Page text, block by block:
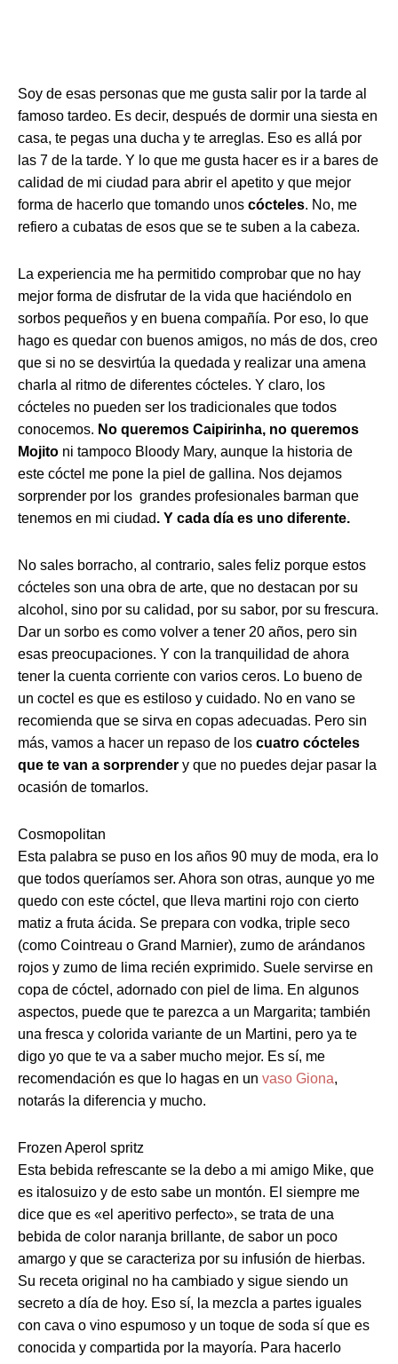
Soy de esas personas que me gusta salir por la tarde al
famoso tardeo. Es decir, después de dormir una siesta en
casa, te pegas una ducha y te arreglas. Eso es allá por
las 7 de la tarde. Y lo que me gusta hacer es ir a bares de
calidad de mi ciudad para abrir el apetito y que mejor
forma de hacerlo que tomando unos cócteles. No, me
refiero a cubatas de esos que se te suben a la cabeza.
La experiencia me ha permitido comprobar que no hay
mejor forma de disfrutar de la vida que haciéndolo en
sorbos pequeños y en buena compañía. Por eso, lo que
hago es quedar con buenos amigos, no más de dos, creo
que si no se desvirtúa la quedada y realizar una amena
charla al ritmo de diferentes cócteles. Y claro, los
cócteles no pueden ser los tradicionales que todos
conocemos. No queremos Caipirinha, no queremos
Mojito ni tampoco Bloody Mary, aunque la historia de
este cóctel me pone la piel de gallina. Nos dejamos
sorprender por los grandes profesionales barman que
tenemos en mi ciudad. Y cada día es uno diferente.
No sales borracho, al contrario, sales feliz porque estos
cócteles son una obra de arte, que no destacan por su
alcohol, sino por su calidad, por su sabor, por su frescura.
Dar un sorbo es como volver a tener 20 años, pero sin
esas preocupaciones. Y con la tranquilidad de ahora
tener la cuenta corriente con varios ceros. Lo bueno de
un coctel es que es estiloso y cuidado. No en vano se
recomienda que se sirva en copas adecuadas. Pero sin
más, vamos a hacer un repaso de los cuatro cócteles
que te van a sorprender y que no puedes dejar pasar la
ocasión de tomarlos.
Cosmopolitan
Esta palabra se puso en los años 90 muy de moda, era lo
que todos queríamos ser. Ahora son otras, aunque yo me
quedo con este cóctel, que lleva martini rojo con cierto
matiz a fruta ácida. Se prepara con vodka, triple seco
(como Cointreau o Grand Marnier), zumo de arándanos
rojos y zumo de lima recién exprimido. Suele servirse en
copa de cóctel, adornado con piel de lima. En algunos
aspectos, puede que te parezca a un Margarita; también
una fresca y colorida variante de un Martini, pero ya te
digo yo que te va a saber mucho mejor. Es sí, me
recomendación es que lo hagas en un vaso Giona,
notarás la diferencia y mucho.
Frozen Aperol spritz
Esta bebida refrescante se la debo a mi amigo Mike, que
es italosuizo y de esto sabe un montón. El siempre me
dice que es «el aperitivo perfecto», se trata de una
bebida de color naranja brillante, de sabor un poco
amargo y que se caracteriza por su infusión de hierbas.
Su receta original no ha cambiado y sigue siendo un
secreto a día de hoy. Eso sí, la mezcla a partes iguales
con cava o vino espumoso y un toque de soda sí que es
conocida y compartida por la mayoría. Para hacerlo